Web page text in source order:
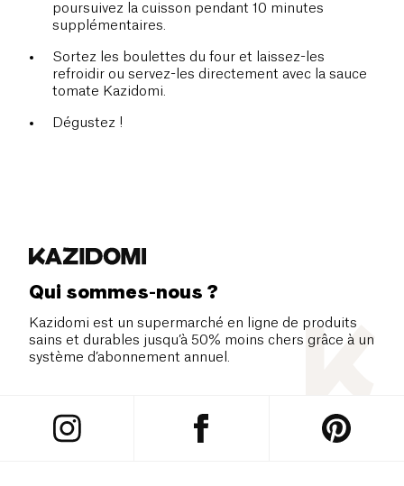
poursuivez la cuisson pendant 10 minutes
supplémentaires.
Sortez les boulettes du four et laissez-les
refroidir ou servez-les directement avec la sauce
tomate Kazidomi.
Dégustez !
Qui sommes-nous ?
Kazidomi est un supermarché en ligne de produits
sains et durables jusqu’à 50% moins chers grâce à un
système d’abonnement annuel.